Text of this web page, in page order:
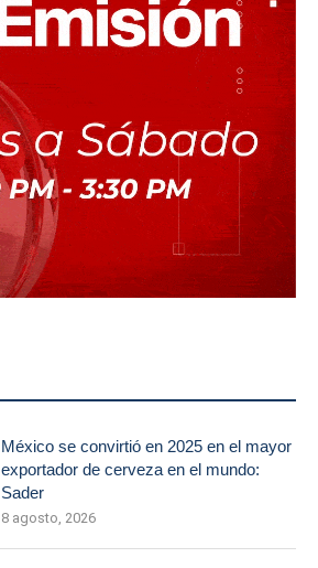
México se convirtió en 2025 en el mayor
exportador de cerveza en el mundo:
Sader
8 agosto, 2026